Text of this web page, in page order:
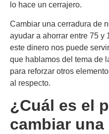
lo hace un cerrajero.
Cambiar una cerradura de
ayudar a ahorrar entre 75 y
este dinero nos puede
que hablamos del tema de
para reforzar otros
al respecto.
¿Cuál es el
cambiar